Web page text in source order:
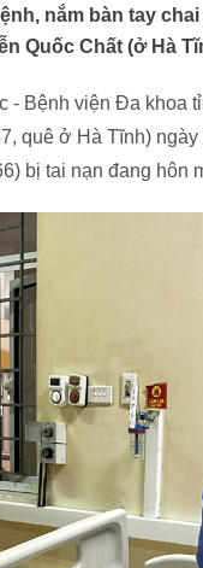
nắm bàn tay
Quốc Chất (ở Hà
- Bệnh viện Đa khoa
quê ở Hà Tĩnh)
bị tai nạn đang hôn